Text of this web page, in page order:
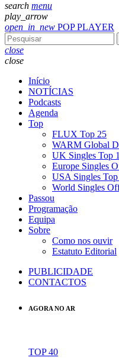
search menu
play_arrow
open_in_new POP PLAYER
close
close
Início
NOTÍCIAS
Podcasts
Agenda
Top
FLUX Top 25
WARM Global
UK Singles Top
Europe Singles
USA Singles
World Singles
Passou
Programação
Equipa
Sobre
Como nos ouvir
Estatuto Editorial
PUBLICIDADE
CONTACTOS
AGORA NO AR
TOP 40